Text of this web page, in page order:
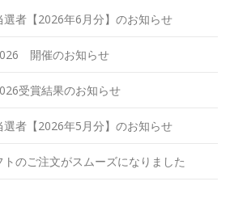
者【2026年6月分】のお知らせ
開催のお知らせ
受賞結果のお知らせ
者【2026年5月分】のお知らせ
トのご注文がスムーズになりました